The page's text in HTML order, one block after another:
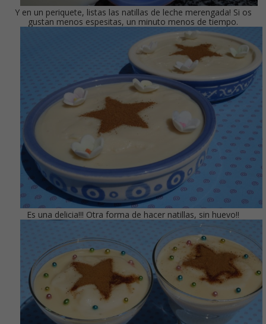
Y en un periquete, listas las natillas de leche merengada! Si os
gustan menos espesitas, un minuto menos de tiempo.
Es una delicia!!! Otra forma de hacer natillas, sin huevo!!